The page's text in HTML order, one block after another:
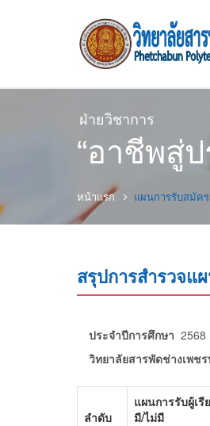
ฝ่ายวิชาการ
“อาชีพสู่
หน้าแรก แผนการรับสมัค
สรุปการสำรวจแ
ประจำปีการศึกษา 2568
วิทยาลัยสารพัดช่างเพช
ลำดับ
แผนการรับผู้เรี
มี/ไม่มี